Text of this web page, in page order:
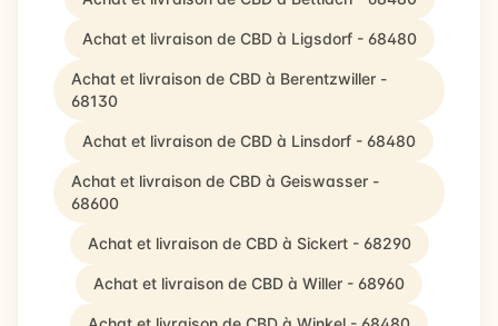
Achat et livraison de CBD à Ligsdorf - 68480
Achat et livraison de CBD à Berentzwiller -
68130
Achat et livraison de CBD à Linsdorf - 68480
Achat et livraison de CBD à Geiswasser -
68600
Achat et livraison de CBD à Sickert - 68290
Achat et livraison de CBD à Willer - 68960